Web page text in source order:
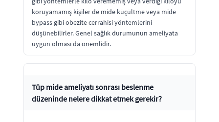
koruyamamış kişiler de mide küçültme veya mide
bypass gibi obezite cerrahisi yöntemlerini
düşünebilirler. Genel sağlık durumunun ameliyata
uygun olması da önemlidir.
Tüp mide ameliyatı sonrası beslenme
düzeninde nelere dikkat etmek gerekir?